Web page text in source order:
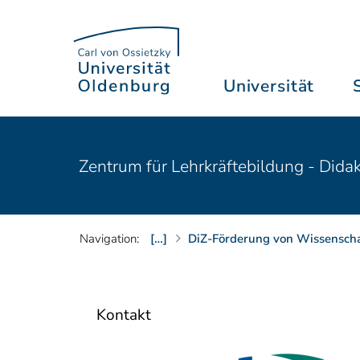
Universität
Zentrum für Lehrkräftebildung -
Navigation: […] DiZ-Förderung von
Kontakt